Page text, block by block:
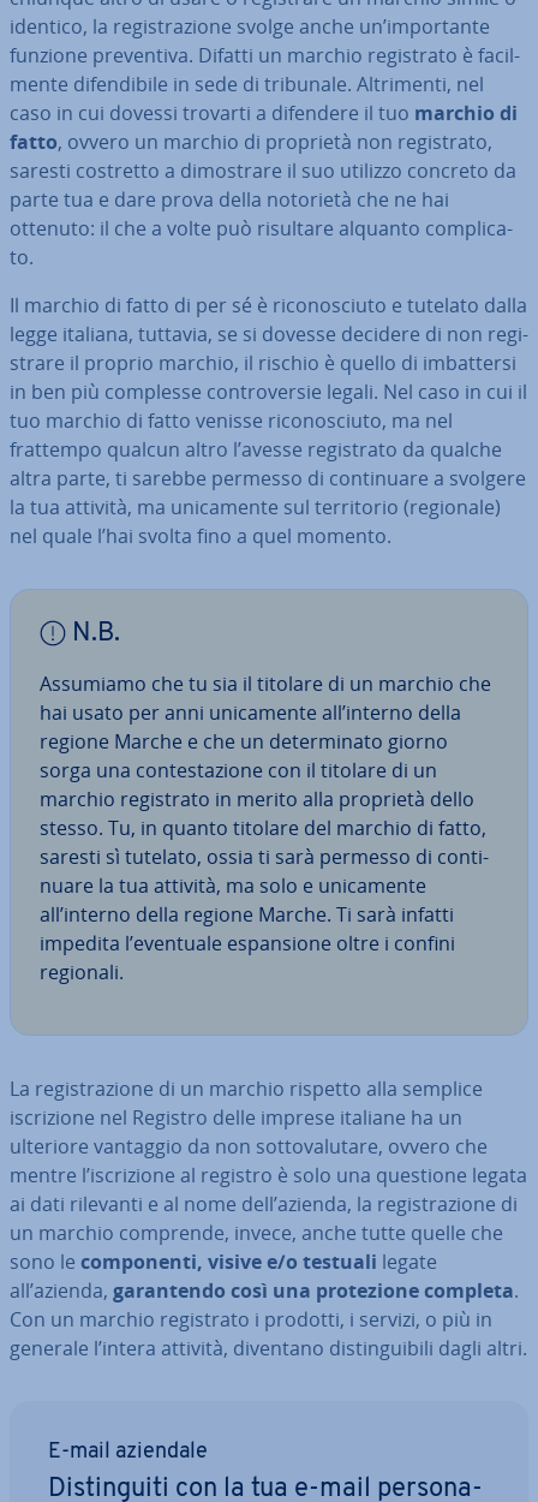
identico, la re­gi­stra­zio­ne svolge anche un’im­por­tan­te
funzione pre­ven­ti­va. Difatti un marchio re­gi­stra­to è fa­cil­
men­te di­fen­di­bi­le in sede di tribunale. Al­tri­men­ti, nel
caso in cui dovessi trovarti a difendere il tuo marchio di
fatto, ovvero un marchio di proprietà non re­gi­stra­to,
saresti costretto a di­mo­stra­re il suo utilizzo concreto da
parte tua e dare prova della notorietà che ne hai
ottenuto: il che a volte può risultare alquanto com­pli­ca­
to.
Il marchio di fatto di per sé è ri­co­no­sciu­to e tutelato dalla
legge italiana, tuttavia, se si dovesse decidere di non re­gi­
stra­re il proprio marchio, il rischio è quello di im­bat­ter­si
in ben più complesse con­tro­ver­sie legali. Nel caso in cui il
tuo marchio di fatto venisse ri­co­no­sciu­to, ma nel
frattempo qualcun altro l’avesse re­gi­stra­to da qualche
altra parte, ti sarebbe permesso di con­ti­nua­re a svolgere
la tua attività, ma uni­ca­men­te sul ter­ri­to­rio (regionale)
nel quale l’hai svolta fino a quel momento.
N.B.
Assumiamo che tu sia il titolare di un marchio che
hai usato per anni uni­ca­men­te all’interno della
regione Marche e che un de­ter­mi­na­to giorno
sorga una con­te­sta­zio­ne con il titolare di un
marchio re­gi­stra­to in merito alla proprietà dello
stesso. Tu, in quanto titolare del marchio di fatto,
saresti sì tutelato, ossia ti sarà permesso di con­ti­
nua­re la tua attività, ma solo e uni­ca­men­te
all’interno della regione Marche. Ti sarà infatti
impedita l’eventuale espan­sio­ne oltre i confini
regionali.
La re­gi­stra­zio­ne di un marchio rispetto alla semplice
iscri­zio­ne nel Registro delle imprese italiane ha un
ulteriore vantaggio da non sot­to­va­lu­ta­re, ovvero che
mentre l’iscri­zio­ne al registro è solo una questione legata
ai dati rilevanti e al nome dell’azienda, la re­gi­stra­zio­ne di
un marchio comprende, invece, anche tutte quelle che
sono le com­po­nen­ti, visive e/o testuali legate
all’azienda, ga­ran­ten­do così una pro­te­zio­ne completa.
Con un marchio re­gi­stra­to i prodotti, i servizi, o più in
generale l’intera attività, diventano di­stin­gui­bi­li dagli altri.
E-mail aziendale
Di­stin­gui­ti con la tua e-mail per­so­na­